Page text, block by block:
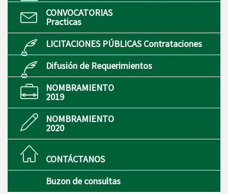
CONVOCATORIAS
Practicas
LICITACIONES PÚBLICAS Contrataciones
Difusión de Requerimientos
NOMBRAMIENTO
2019
NOMBRAMIENTO
2020
CONTÁCTANOS
Buzon de consultas